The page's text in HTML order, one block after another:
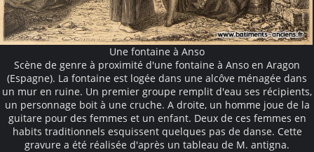
Une fontaine à Anso
Scène de genre à proximité d'une fontaine à Anso en Aragon
(Espagne). La fontaine est logée dans une alcôve ménagée dans
un mur en ruine. Un premier groupe remplit d'eau ses récipients,
un personnage boit à une cruche. A droite, un homme joue de la
guitare pour des femmes et un enfant. Deux de ces femmes en
habits traditionnels esquissent quelques pas de danse. Cette
gravure a été réalisée d'après un tableau de M. antigna.